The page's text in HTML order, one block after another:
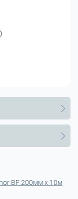
BF 200мм x 10м